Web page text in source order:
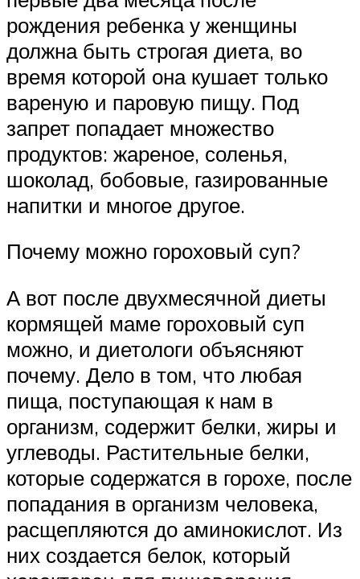
рождения ребенка у женщины
должна быть строгая диета, во
время которой она кушает только
вареную и паровую пищу. Под
запрет попадает множество
продуктов: жареное, соленья,
шоколад, бобовые, газированные
напитки и многое другое.
Почему можно гороховый суп?
А вот после двухмесячной диеты
кормящей маме гороховый суп
можно, и диетологи объясняют
почему. Дело в том, что любая
пища, поступающая к нам в
организм, содержит белки, жиры и
углеводы. Растительные белки,
которые содержатся в горохе, после
попадания в организм человека,
расщепляются до аминокислот. Из
них создается белок, который